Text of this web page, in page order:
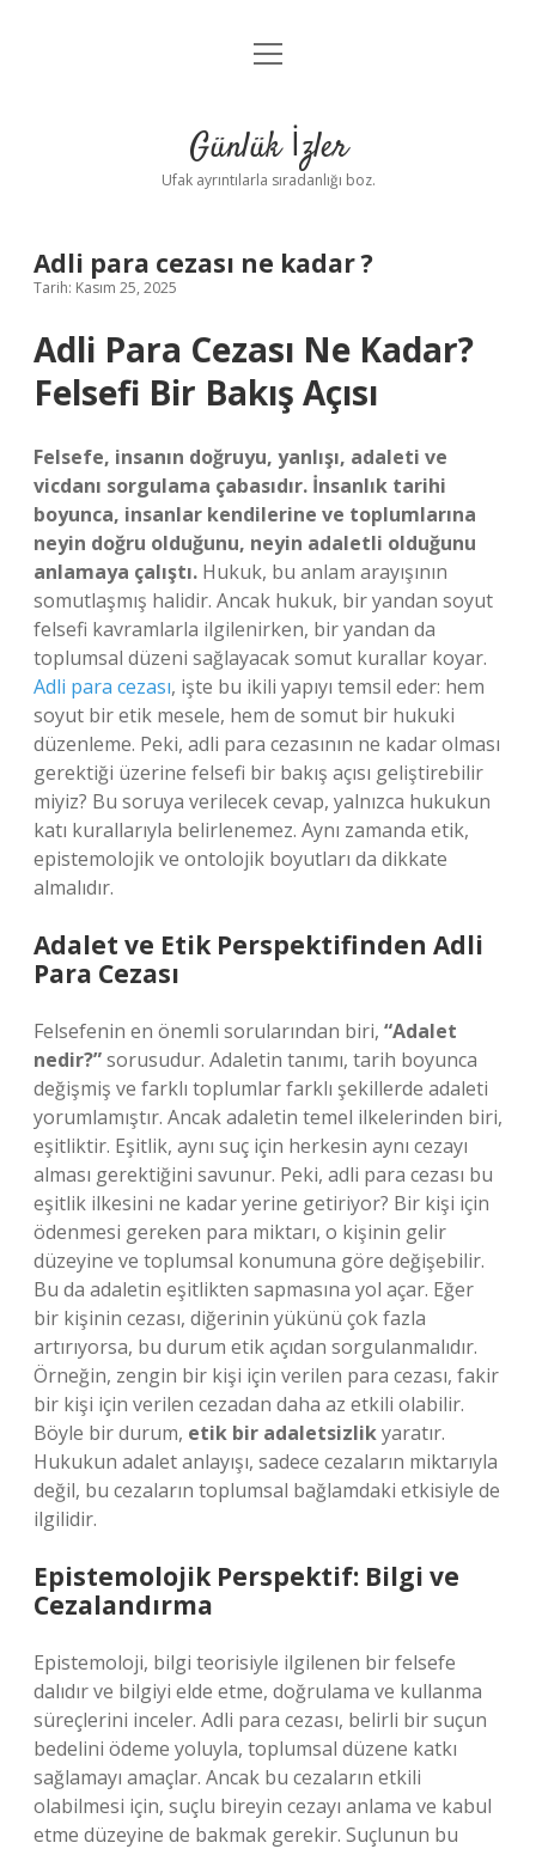
Anasayfa
Yasal Uyarı
menüyü
Günlük İzler
Ufak ayrıntılarla sıradanlığı boz.
Adli para cezası ne kadar ?
Tarih: Kasım 25, 2025
Adli Para Cezası Ne Kadar?
Felsefi Bir Bakış Açısı
Felsefe, insanın doğruyu, yanlışı, adaleti ve
vicdanı sorgulama çabasıdır. İnsanlık tarihi
boyunca, insanlar kendilerine ve toplumlarına
neyin doğru olduğunu, neyin adaletli olduğunu
anlamaya çalıştı. Hukuk, bu anlam arayışının
somutlaşmış halidir. Ancak hukuk, bir yandan soyut
felsefi kavramlarla ilgilenirken, bir yandan da
toplumsal düzeni sağlayacak somut kurallar koyar.
Adli para cezası, işte bu ikili yapıyı temsil eder: hem
soyut bir etik mesele, hem de somut bir hukuki
düzenleme. Peki, adli para cezasının ne kadar olması
gerektiği üzerine felsefi bir bakış açısı geliştirebilir
miyiz? Bu soruya verilecek cevap, yalnızca hukukun
katı kurallarıyla belirlenemez. Aynı zamanda etik,
epistemolojik ve ontolojik boyutları da dikkate
almalıdır.
Adalet ve Etik Perspektifinden Adli
Para Cezası
Felsefenin en önemli sorularından biri, “Adalet
nedir?”sorusudur. Adaletin tanımı, tarih boyunca
değişmiş ve farklı toplumlar farklı şekillerde adaleti
yorumlamıştır. Ancak adaletin temel ilkelerinden biri,
eşitliktir. Eşitlik, aynı suç için herkesin aynı cezayı
alması gerektiğini savunur. Peki, adli para cezası bu
eşitlik ilkesini ne kadar yerine getiriyor? Bir kişi için
ödenmesi gereken para miktarı, o kişinin gelir
düzeyine ve toplumsal konumuna göre değişebilir.
Bu da adaletin eşitlikten sapmasına yol açar. Eğer
bir kişinin cezası, diğerinin yükünü çok fazla
artırıyorsa, bu durum etik açıdan sorgulanmalıdır.
Örneğin, zengin bir kişi için verilen para cezası, fakir
bir kişi için verilen cezadan daha az etkili olabilir.
Böyle bir durum, etik bir adaletsizlikyaratır.
Hukukun adalet anlayışı, sadece cezaların miktarıyla
değil, bu cezaların toplumsal bağlamdaki etkisiyle de
ilgilidir.
Epistemolojik Perspektif: Bilgi ve
Cezalandırma
Epistemoloji, bilgi teorisiyle ilgilenen bir felsefe
dalıdır ve bilgiyi elde etme, doğrulama ve kullanma
süreçlerini inceler. Adli para cezası, belirli bir suçun
bedelini ödeme yoluyla, toplumsal düzene katkı
sağlamayı amaçlar. Ancak bu cezaların etkili
olabilmesi için, suçlu bireyin cezayı anlama ve kabul
etme düzeyine de bakmak gerekir. Suçlunun bu